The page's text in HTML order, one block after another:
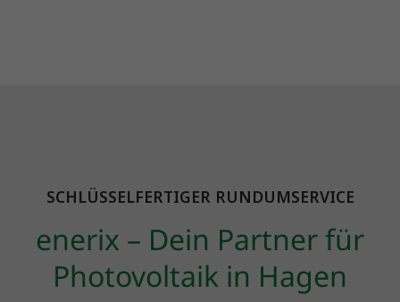
SCHLÜSSELFERTIGER RUNDUMSERVICE
enerix – Dein Partner für
Photovoltaik in Hagen